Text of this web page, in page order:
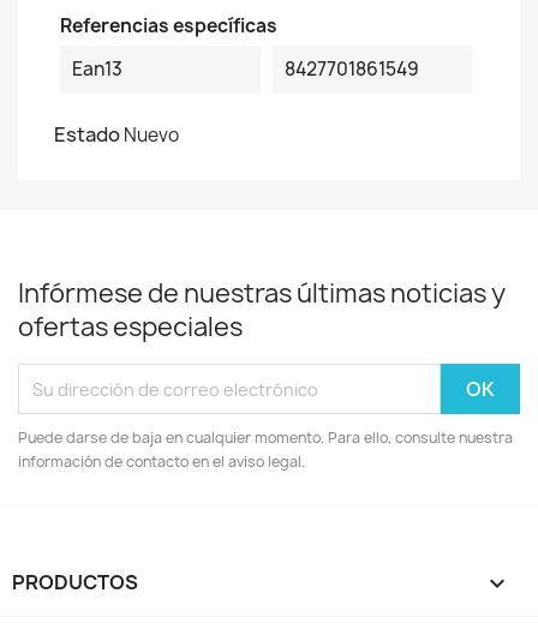
Referencias específicas
Ean13
8427701861549
EstadoNuevo
Infórmese de nuestras últimas noticias y
ofertas especiales
Puede darse de baja en cualquier momento. Para ello, consulte nuestra
información de contacto en el aviso legal.
PRODUCTOS 